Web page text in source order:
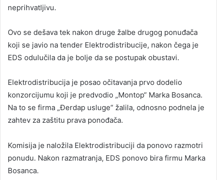
neprihvatljivu.
Ovo se dešava tek nakon druge žalbe drugog ponuđača
koji se javio na tender Elektrodistribucije, nakon čega je
EDS odulučila da je bolje da se postupak obustavi.
Elektrodistribucija je posao očitavanja prvo dodelio
konzorcijumu koji je predvodio „Montop“ Marka Bosanca.
Na to se firma „Đerdap usluge“ žalila, odnosno podnela je
zahtev za zaštitu prava ponođača.
Komisija je naložila Elektrodistribuciji da ponovo razmotri
ponudu. Nakon razmatranja, EDS ponovo bira firmu Marka
Bosanca.